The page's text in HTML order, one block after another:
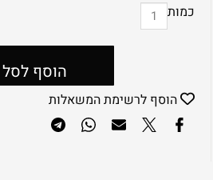
כמות
הוסף לסל
הוסף לרשימת המשאלות